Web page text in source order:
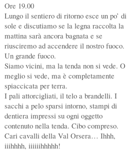
Ore 19.00
Lungo il sentiero di ritorno esce un po’ di
sole e discutiamo se la legna raccolta la
mattina sarà ancora bagnata e se
riusciremo ad accendere il nostro fuoco.
Un grande fuoco.
Siamo vicini, ma la tenda non si vede. O
meglio si vede, ma è completamente
spiaccicata per terra.
I pali attorcigliati, il telo a brandelli. I
sacchi a pelo sparsi intorno, stampi di
dentiera impressi su ogni oggetto
contenuto nella tenda. Cibo compreso.
Cari cavalli della Val Orsera… Ihhh,
iiihhhh, iiiiiihhhhh!